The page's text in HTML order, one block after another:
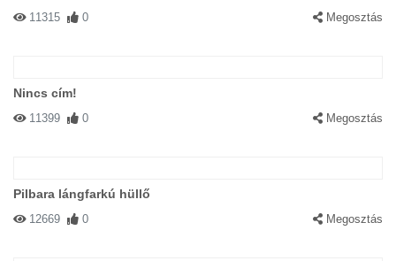
11315 0 Megosztás
Nincs cím!
11399 0 Megosztás
Pilbara lángfarkú hüllő
12669 0 Megosztás